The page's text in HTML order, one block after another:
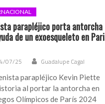
parapléjico porta antorcha
de un exoesqueleto en
07/25 Guadalupe Cagal
parapléjico Kevin Piette
al portar la antorcha en
Olímpicos de París 2024